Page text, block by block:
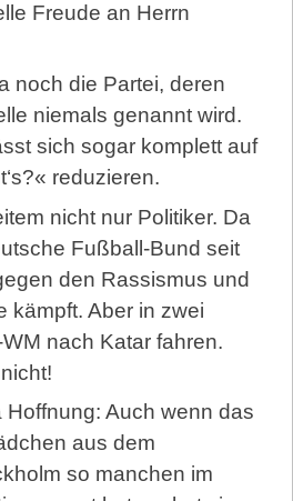
Freude an Herrn
noch die Partei, deren
niemals genannt wird.
sich sogar komplett auf
reduzieren.
nicht nur Politiker. Da
Fußball-Bund seit
den Rassismus und
kämpft. Aber in zwei
nach Katar fahren.
Hoffnung: Auch wenn das
aus dem
so manchen im